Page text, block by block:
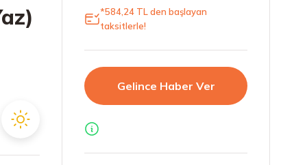
*584,24 TL den başlayan
taksitlerle!
Gelince Haber Ver